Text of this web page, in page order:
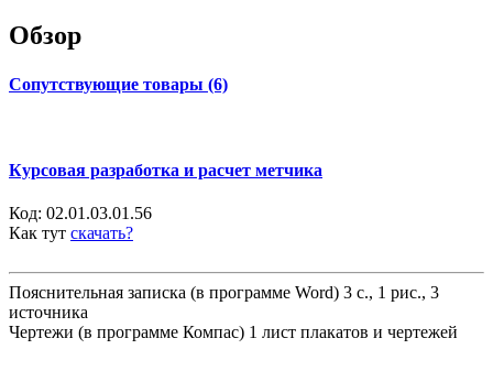
Обзор
Сопутствующие товары (6)
Курсовая разработка и расчет метчика
Код: 02.01.03.01.56
Как тут скачать?
Пояснительная записка (в программе Word) 3 с., 1 рис., 3
источника
Чертежи (в программе Компас) 1 лист плакатов и чертежей